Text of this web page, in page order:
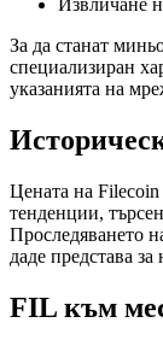
За да станат
специализиран
указанията на
Цената на Filecoin
тенденции,
Проследяването
даде представа
FIL към